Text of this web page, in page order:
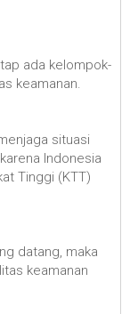
ada kelompok-
keamanan.
situasi
Indonesia
Tinggi (KTT)
datang, maka
keamanan